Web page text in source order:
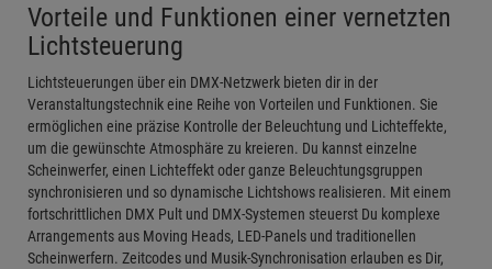
Vorteile und Funktionen einer vernetzten
Lichtsteuerung
Lichtsteuerungen über ein DMX-Netzwerk bieten dir in der
Veranstaltungstechnik eine Reihe von Vorteilen und Funktionen. Sie
ermöglichen eine präzise Kontrolle der Beleuchtung und Lichteffekte,
um die gewünschte Atmosphäre zu kreieren. Du kannst einzelne
Scheinwerfer, einen Lichteffekt oder ganze Beleuchtungsgruppen
synchronisieren und so dynamische Lichtshows realisieren. Mit einem
fortschrittlichen DMX Pult und DMX-Systemen steuerst Du komplexe
Arrangements aus Moving Heads, LED-Panels und traditionellen
Scheinwerfern. Zeitcodes und Musik-Synchronisation erlauben es Dir,